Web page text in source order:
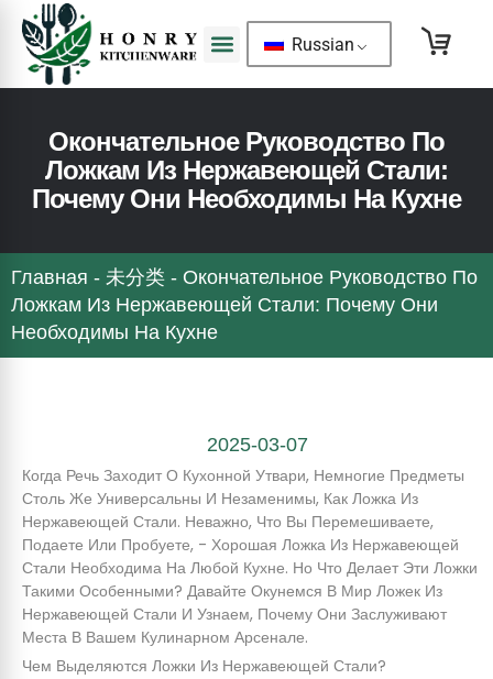
Russian
Окончательное Руководство По
Ложкам Из Нержавеющей Стали:
Почему Они Необходимы На Кухне
Главная - 未分类 - Окончательное Руководство По
Ложкам Из Нержавеющей Стали: Почему Они
Необходимы На Кухне
2025-03-07
Когда Речь Заходит О Кухонной Утвари, Немногие Предметы
Столь Же Универсальны И Незаменимы, Как Ложка Из
Нержавеющей Стали. Неважно, Что Вы Перемешиваете,
Подаете Или Пробуете, - Хорошая Ложка Из Нержавеющей
Стали Необходима На Любой Кухне. Но Что Делает Эти Ложки
Такими Особенными? Давайте Окунемся В Мир Ложек Из
Нержавеющей Стали И Узнаем, Почему Они Заслуживают
Места В Вашем Кулинарном Арсенале.
Чем Выделяются Ложки Из Нержавеющей Стали?